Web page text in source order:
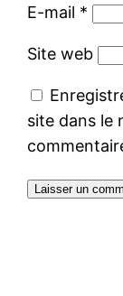
E-mail *
Site web
site dans le